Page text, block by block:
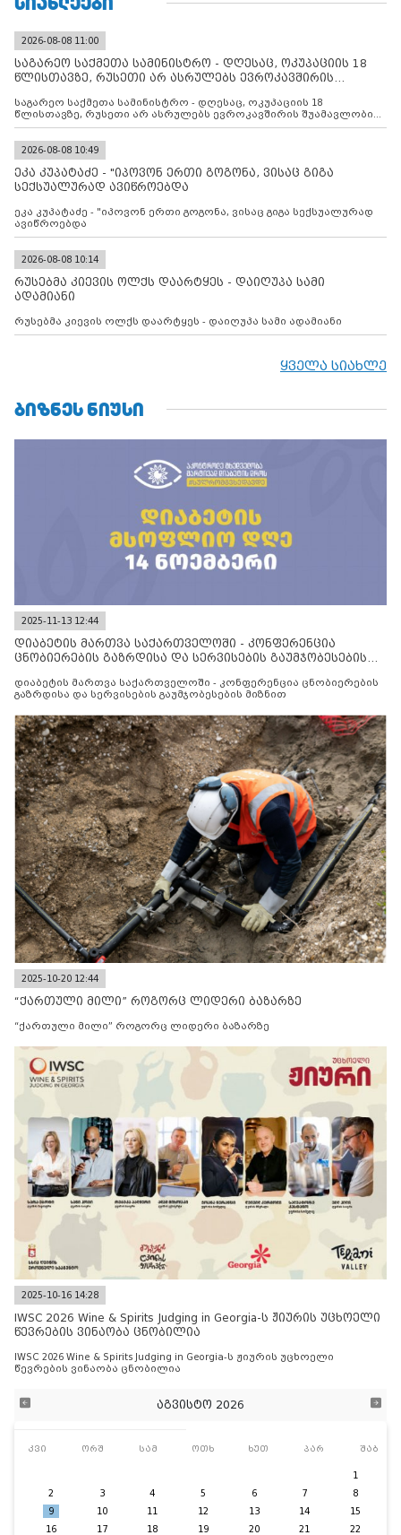
2026-08-08 11:00
საგარეო საქმეთა სამინისტრო - დღესაც, ოკუპაციის 18
წლისთავზე, რუსეთი არ ასრულებს ევროკავშირის
საგარეო საქმეთა სამინისტრო - დღესაც, ოკუპაციის 18
წლისთავზე, რუსეთი არ ასრულებს ევროკავშირის შუამავლობით
დადებულ 2008 წლის 12 აგვისტოს ცეცხლის შეწყვეტის
კონტროლს ოკუპირებულ რეგიონებში, აგრძელებს მათი
მილიტარიზაციის პროცესს და აქტიურად დგამს ნაბიჯებს მათი
ფაქტობრივი ანექსიისკენ
2026-08-08 10:49
ეკა კუპატაძე - "იპოვონ ერთი გოგონა, ვისაც გიგა
სექსუალურად ავიწროებდა
ეკა კუპატაძე - "იპოვონ ერთი გოგონა, ვისაც გიგა სექსუალურად
ავიწროებდა
2026-08-08 10:14
რუსებმა კიევის ოლქს დაარტყეს - დაიღუპა სამი
ადამიანი
რუსებმა კიევის ოლქს დაარტყეს - დაიღუპა სამი ადამიანი
ყველა სიახლე
ᲑᲘᲖᲜᲔᲡ ᲜᲘᲣᲡᲘ
2025-11-13 12:44
დიაბეტის მართვა საქართველოში - კონფერენცია
ცნობიერების გაზრდისა და სერვისების გაუმჯობესების
დიაბეტის მართვა საქართველოში - კონფერენცია ცნობიერების
გაზრდისა და სერვისების გაუმჯობესების მიზნით
2025-10-20 12:44
“ქართული მილი” როგორც ლიდერი ბაზარზე
“ქართული მილი” როგორც ლიდერი ბაზარზე
2025-10-16 14:28
IWSC 2026 Wine & Spirits Judging in Georgia-ს ჟიურის უცხოელი
წევრების ვინაობა ცნობილია
IWSC 2026 Wine & Spirits Judging in Georgia-ს ჟიურის უცხოელი
წევრების ვინაობა ცნობილია
აგვისტო 2026
კვი ორშ სამ ოთხ ხუთ პარ შაბ
1
2
3 4 5 6 7
8
9
10 11 12 13 14
15
16
17 18 19 20 21
22